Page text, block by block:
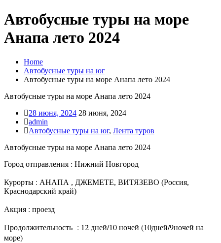
Автобусные туры на море
Анапа лето 2024
Home
Автобусные туры на юг
Автобусные туры на море Анапа лето 2024
Автобусные туры на море Анапа лето 2024
28 июня, 2024 28 июня, 2024
admin
Автобусные туры на юг, Лента туров
Автобусные туры на море Анапа лето 2024
Город отправления : Нижний Новгород
Курорты : АНАПА , ДЖЕМЕТЕ, ВИТЯЗЕВО (Россия,
Краснодарский край)
Акция : проезд
Продолжительность : 12 дней/10 ночей (10дней/9ночей на
море)